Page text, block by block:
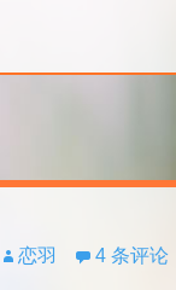
恋羽 4 条评论